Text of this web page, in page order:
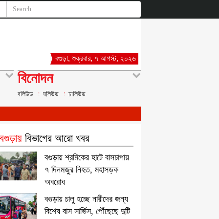
বগুড়া, শুক্রবার, ৭ আগস্ট, ২০২৬
বিনোদন
বলিউড হলিউড ঢালিউড
বিভাগের আরো খবর
বগুড়ায় শ্রমিকের হাটে বাসচাপায়
৭ দিনমজুর নিহত, মহাসড়ক
অবরোধ
বগুড়ায় চালু হচ্ছে নারীদের জন্য
বিশেষ বাস সার্ভিস, পৌঁছেছে দুটি